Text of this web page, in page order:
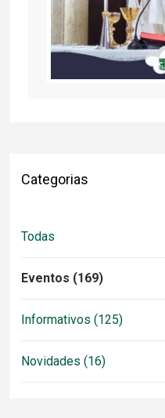
Categorias
Todas
Eventos (169)
Informativos (125)
Novidades (16)